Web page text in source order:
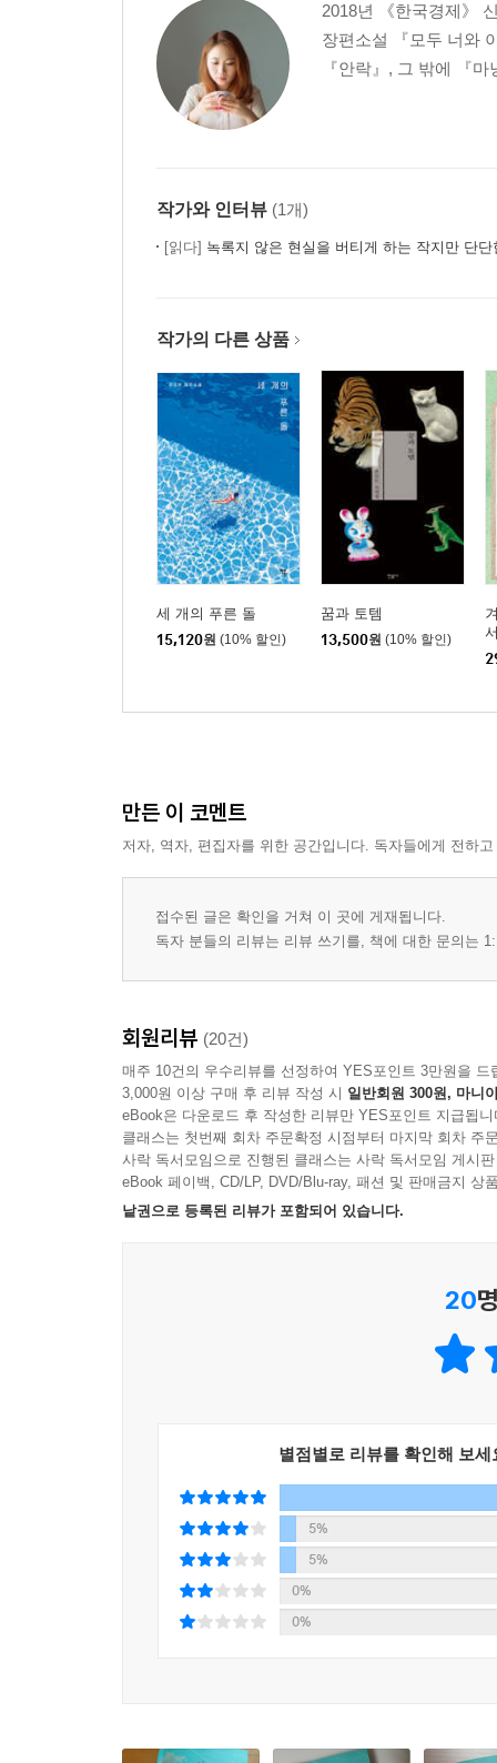
벙커의 아이 _ 정명섭 / p.085
201호의 적 _ 은모든 / p.127
2018년 《한국경제》
장편소설 『모두 너와
『안락』, 그 밖에 『
작가와 인터뷰 (1개)
[읽다] 녹록지 않은 현실을 버티게 하는 작지만 단단
작가의 다른 상품
세 개의 푸른 돌
15,120원 (10% 할인)
꿈과 토템
13,500원 (10% 할인)
만든 이 코멘트
저자, 역자, 편집자를 위한 공간입니다. 독자들에게 전하
접수된 글은 확인을 거쳐 이 곳에 게재됩니다.
독자 분들의 리뷰는 리뷰 쓰기를, 책에 대한 문의는
회원리뷰 (20건)
매주 10건의 우수리뷰를 선정하여 YES포인트 3만원을 드
3,000원 이상 구매 후 리뷰 작성 시 일반회원 300원, 마니
eBook은 다운로드 후 작성한 리뷰만 YES포인트 지급됩니
클래스는 첫번째 회차 주문확정 시점부터 마지막 회차 주
사락 독서모임으로 진행된 클래스는 사락 독서모임 게시
eBook 페이백, CD/LP, DVD/Blu-ray, 패션 및 판매금지 상
낱권으로 등록된 리뷰가 포함되어 있습니다.
20
별점별로 리뷰를 확인해 보세
5%
5%
0%
0%